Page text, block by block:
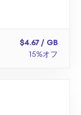
$4.67 / GB
15%オフ